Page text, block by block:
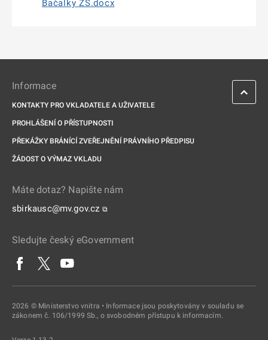
Bačalky ZŠ.docx
Informace
KONTAKTY PRO VKLADATELE A UŽIVATELE
PROHLÁŠENÍ O PŘÍSTUPNOSTI
PŘEKÁŽKY BRÁNÍCÍ ZVEŘEJNĚNÍ PRÁVNÍHO PŘEDPISU
ŽÁDOST O VÝMAZ VKLADU
Máte dotaz? Napište nám
sbirkausc@mv.gov.cz ⧉
Sledujte český eGovernment
2026 © Ministerstvo vnitra • Informace jsou poskytovány v souladu se
zákonem č. 106/1999 Sb., o svobodném přístupu k informacím.